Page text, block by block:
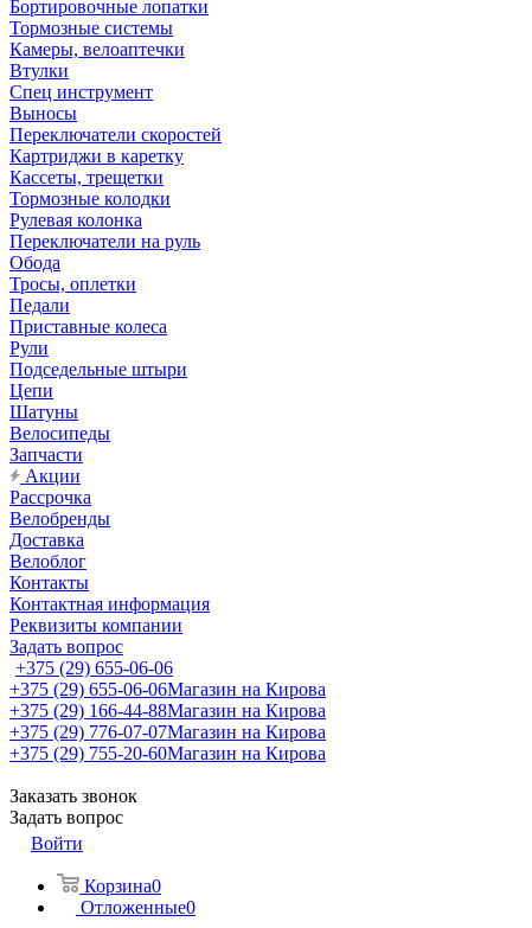
Бортировочные лопатки
Тормозные системы
Камеры, велоаптечки
Втулки
Спец инструмент
Выносы
Переключатели скоростей
Картриджи в каретку
Кассеты, трещетки
Тормозные колодки
Рулевая колонка
Переключатели на руль
Обода
Тросы, оплетки
Педали
Приставные колеса
Рули
Подседельные штыри
Цепи
Шатуны
Велосипеды
Запчасти
Акции
Рассрочка
Велобренды
Доставка
Велоблог
Контакты
Контактная информация
Реквизиты компании
Задать вопрос
+375 (29) 655-06-06
+375 (29) 655-06-06Магазин на Кирова
+375 (29) 166-44-88Магазин на Кирова
+375 (29) 776-07-07Магазин на Кирова
+375 (29) 755-20-60Магазин на Кирова
Заказать звонок
Задать вопрос
Войти
Корзина0
Отложенные0